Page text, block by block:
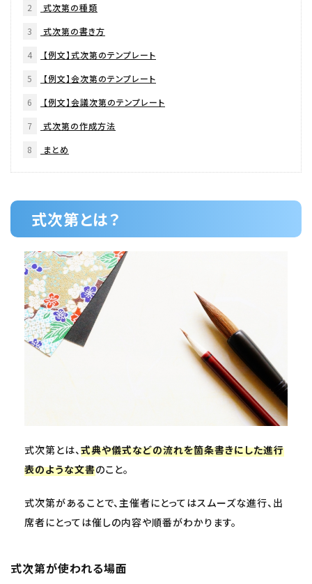
2
式次第の種類
3
式次第の書き方
4
【例文】式次第のテンプレート
5
【例文】会次第のテンプレート
6
【例文】会議次第のテンプレート
7
式次第の作成方法
8
まとめ
式次第とは？
式次第とは、式典や儀式などの流れを箇条書きにした進行
表のような文書のこと。
式次第があることで、主催者にとってはスムーズな進行、出
席者にとっては催しの内容や順番がわかります。
式次第が使われる場面